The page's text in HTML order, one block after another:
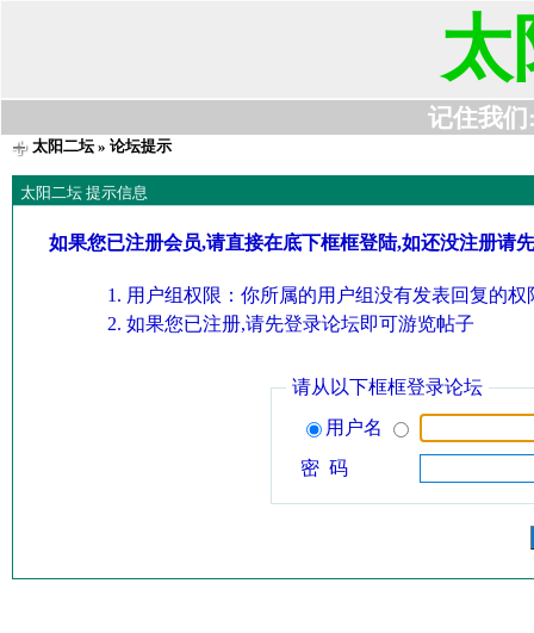
太
记住我们
太阳二坛» 论坛提示
太阳二坛 提示信息
如果您已注册会员,请直接在底下框框登陆,如还没注册请
用户组权限：你所属的用户组没有发表回复的权
如果您已注册,请先登录论坛即可游览帖子
请从以下框框登录论坛
用户名
密 码